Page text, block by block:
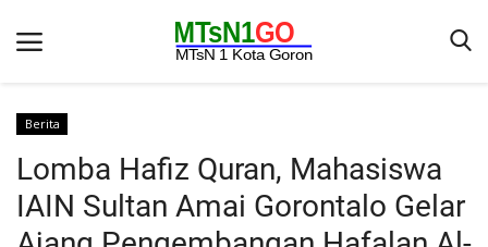
Beranda
Berita
Berita
Lomba Hafiz Quran, Mahasiswa
IAIN Sultan Amai Gorontalo Gelar